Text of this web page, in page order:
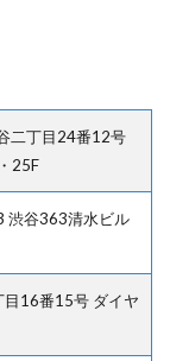
二丁目24番12号
25F
谷363清水ビル
16番15号 ダイヤ